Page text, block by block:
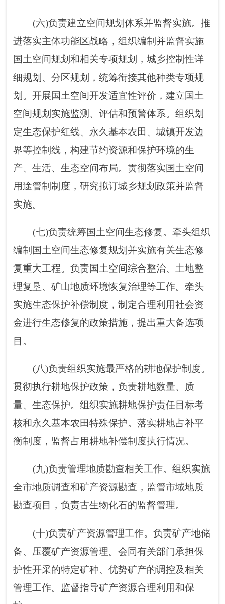
(八)负责组织实施最严格的耕地保护制度。
贯彻执行耕地保护政策，负责耕地数量、质
量、生态保护。组织实施耕地保护责任目标考
核和永久基本农田特殊保护。落实耕地占补平
(九)负责管理地质勘查相关工作。组织实施
勘查项目，负责古生物化石的监督管理。
(十)负责矿产资源管理工作。负责矿产地储
护性开采的特定矿种、优势矿产的调控及相关
管理工作。监督指导矿产资源合理利用和保
(十一)负责测绘地理信息管理工作。负责基
础测绘和测绘行业管理。负责测绘资质资格与
序。负责地理信息公共服务和地图管理。组织
实施全市测量标志的巡查和保护。加强地理信
息成果平台建设和推广应用。
(十二)负责城市规划区范围内的各项建设工
日常工作。
(十三)按规定要求，承担对口事业服务机构
源违法案件，委托监督自然资源执法部门对全
市违法案件调查处理工作。负责各项建设工程
规划的批后管理和检查工作。
监督管理;组织实施林业和草原生态修复及造林
绿化工作;负责森林、草原、湿地资源的监督管
理;负责监督管理荒漠化防治工作;负责陆生野生
动植物资源监督管理;负责监督管理各类自然保
护地;组织实施推进林业和草原改革相关工作;开